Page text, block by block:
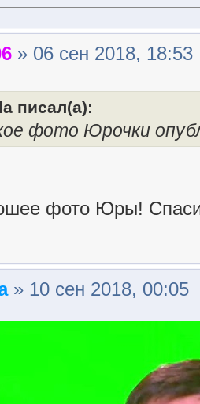
» 06 сен 2018, 18:53
писал(а):
фото Юрочки
фото Юры!
» 10 сен 2018, 00:05